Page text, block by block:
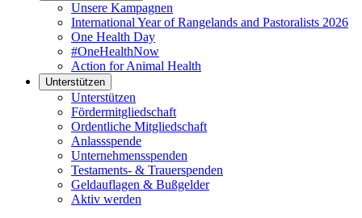
Unsere Kampagnen
International Year of Rangelands and Pastoralists 2026
One Health Day
#OneHealthNow
Action for Animal Health
Unterstützen
Unterstützen
Fördermitgliedschaft
Ordentliche Mitgliedschaft
Anlassspende
Unternehmensspenden
Testaments- & Trauerspenden
Geldauflagen & Bußgelder
Aktiv werden